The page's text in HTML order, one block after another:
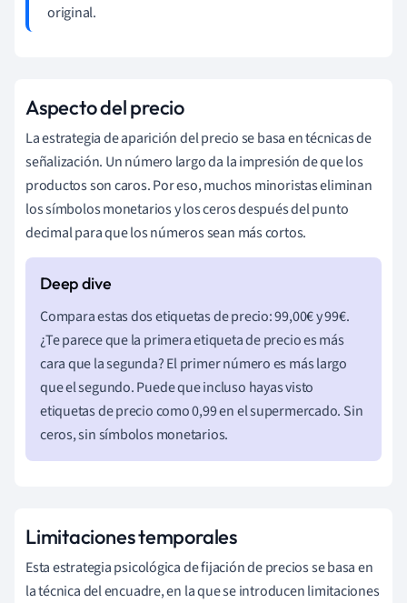
original.
Aspecto del precio
La estrategia de aparición del precio se basa en técnicas de
señalización. Un número largo da la impresión de que los
productos son caros. Por eso, muchos minoristas eliminan
los símbolos monetarios y los ceros después del punto
decimal para que los números sean más cortos.
Compara estas dos etiquetas de precio: 99,00€ y 99€.
¿Te parece que la primera etiqueta de precio es más
cara que la segunda? El primer número es más largo
que el segundo. Puede que incluso hayas visto
etiquetas de precio como 0,99 en el supermercado. Sin
ceros, sin símbolos monetarios.
Limitaciones temporales
Esta estrategia psicológica de fijación de precios se basa en
la técnica del encuadre, en la que se introducen limitaciones